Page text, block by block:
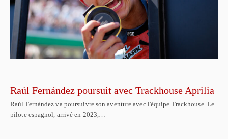
Raúl Fernández poursuit avec Trackhouse Aprilia
Raúl Fernández va poursuivre son aventure avec l'équipe Trackhouse. Le
pilote espagnol, arrivé en 2023,…